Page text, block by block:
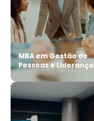
MBA em Gestão de
Pessoas e Liderança